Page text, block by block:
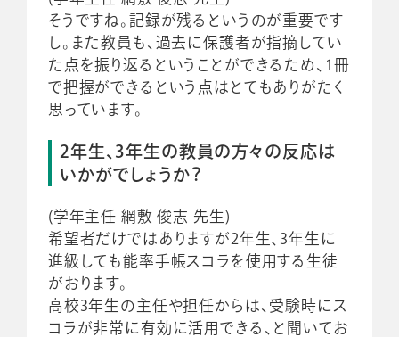
そうですね。記録が残るというのが重要です
し。また教員も、過去に保護者が指摘してい
た点を振り返るということができるため、1冊
で把握ができるという点はとてもありがたく
思っています。
2年生、3年生の教員の方々の反応は
いかがでしょうか？
(学年主任 網敷 俊志 先生)
希望者だけではありますが2年生、3年生に
進級しても能率手帳スコラを使用する生徒
がおります。
高校3年生の主任や担任からは、受験時にス
コラが非常に有効に活用できる、と聞いてお